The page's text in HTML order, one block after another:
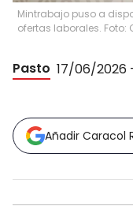
Mintrabajo puso a
ofertas laborales. Foto:
Pasto 17/06/2026
Añadir Caracol